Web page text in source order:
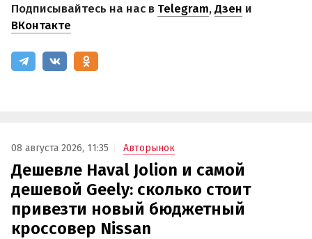
Подписывайтесь на нас в Telegram,Дзен и
ВКонтакте
08 августа 2026, 11:35 Авторынок
Дешевле Haval Jolion и самой
дешевой Geely: сколько стоит
привезти новый бюджетный
кроссовер Nissan